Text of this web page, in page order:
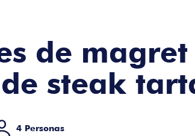
de
steak
4 Personas